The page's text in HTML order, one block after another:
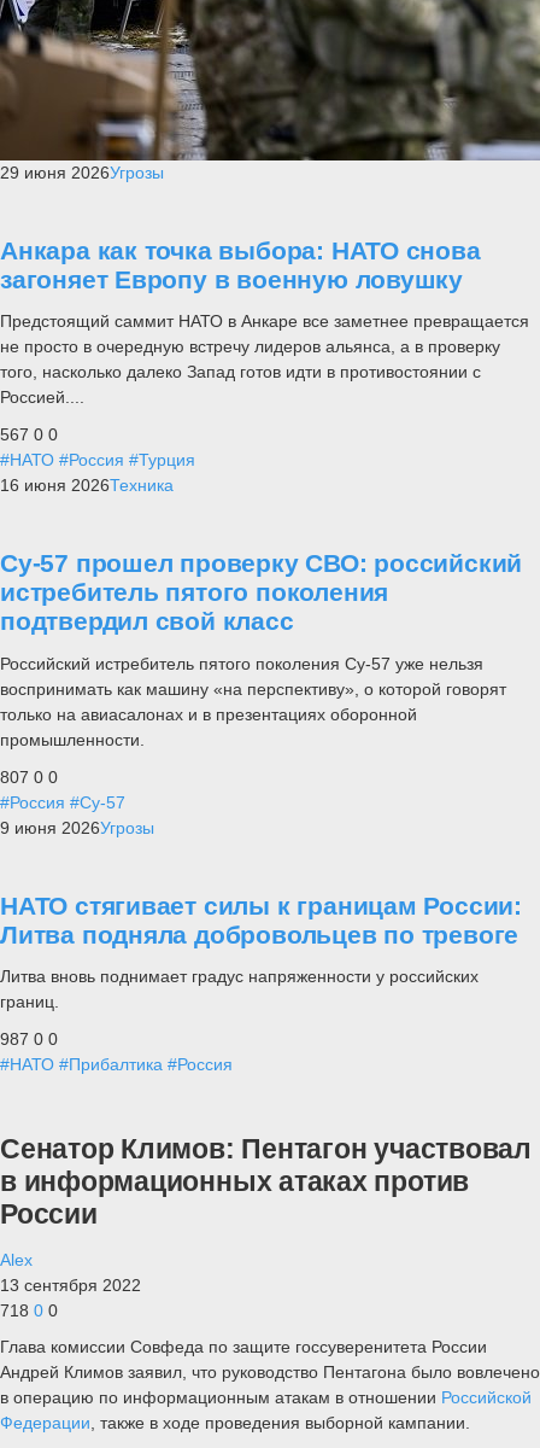
29 июня 2026Угрозы
Анкара как точка выбора: НАТО снова
загоняет Европу в военную ловушку
Предстоящий саммит НАТО в Анкаре все заметнее превращается
не просто в очередную встречу лидеров альянса, а в проверку
того, насколько далеко Запад готов идти в противостоянии с
Россией....
567 0 0
#НАТО #Россия #Турция
16 июня 2026Техника
Су-57 прошел проверку СВО: российский
истребитель пятого поколения
подтвердил свой класс
Российский истребитель пятого поколения Су-57 уже нельзя
воспринимать как машину «на перспективу», о которой говорят
только на авиасалонах и в презентациях оборонной
промышленности.
807 0 0
#Россия #Су-57
9 июня 2026Угрозы
НАТО стягивает силы к границам России:
Литва подняла добровольцев по тревоге
Литва вновь поднимает градус напряженности у российских
границ.
987 0 0
#НАТО #Прибалтика #Россия
Сенатор Климов: Пентагон участвовал
в информационных атаках против
России
Alex
13 сентября 2022
718 0 0
Глава комиссии Совфеда по защите госсуверенитета России
Андрей Климов заявил, что руководство Пентагона было вовлечено
в операцию по информационным атакам в отношении Российской
Федерации, также в ходе проведения выборной кампании.